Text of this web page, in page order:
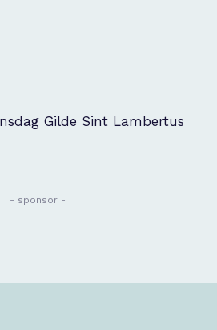
Gilde Sint Lambertus
- sponsor -